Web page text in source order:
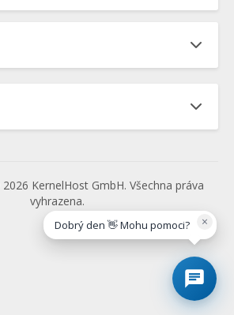
KernelHost GmbH. Všechna práva
vyhrazena.
×
Dobrý den 👋 Mohu pomoci?